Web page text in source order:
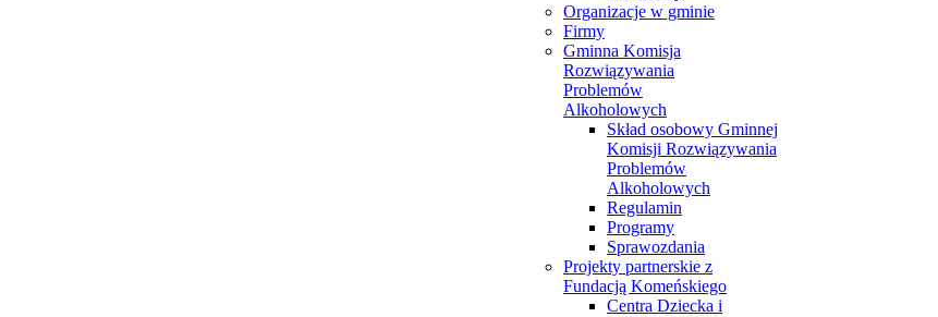
Organizacje w gminie
Firmy
Gminna Komisja
Rozwiązywania
Problemów
Alkoholowych
Skład osobowy Gminnej
Komisji Rozwiązywania
Problemów
Alkoholowych
Regulamin
Programy
Sprawozdania
Projekty partnerskie z
Fundacją Komeńskiego
Centra Dziecka i